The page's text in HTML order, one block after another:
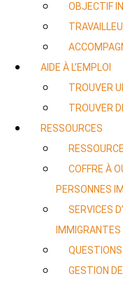
OBJECTIF
AIDE À L’EMPLOI
TROUVER
TROUVER
RESSOURCES
COFFRE À
PERSONNES
SERVICES
IMMIGRANTES
GESTION